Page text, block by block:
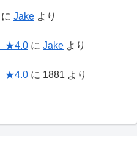
に Jake より
★4.0 に Jake より
★4.0 に 1881 より